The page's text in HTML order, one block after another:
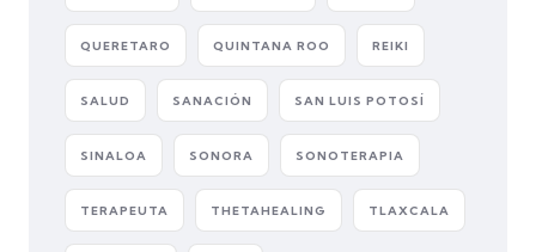
QUERETARO QUINTANA ROO REIKI
SALUD SANACIÓN SAN LUIS POTOSÍ
SINALOA SONORA SONOTERAPIA
TERAPEUTA THETAHEALING TLAXCALA